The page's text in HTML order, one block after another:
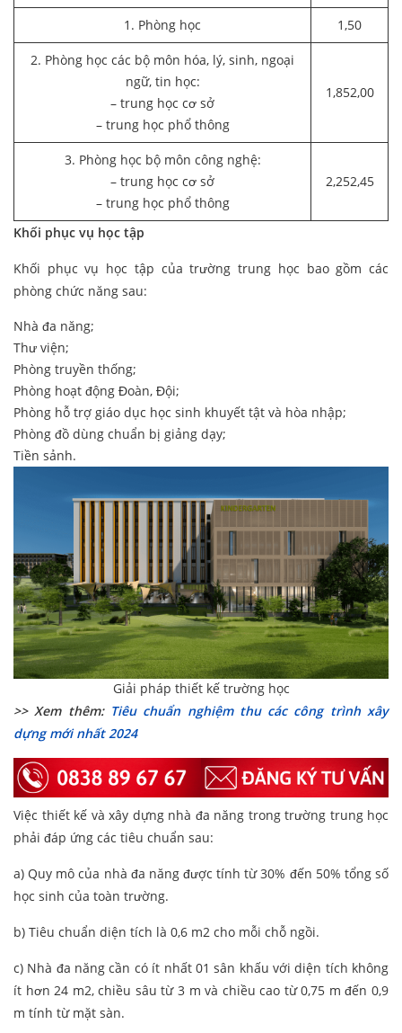
1. Phòng học 1,50
2. Phòng học các bộ môn hóa, lý, sinh, ngoại
ngữ, tin học:
– trung học cơ sở
– trung học phổ thông
1,852,00
3. Phòng học bộ môn công nghệ:
– trung học cơ sở
– trung học phổ thông
2,252,45
Khối phục vụ học tập
Khối phục vụ học tập của trường trung học bao gồm các
phòng chức năng sau:
Nhà đa năng;
Thư viện;
Phòng truyền thống;
Phòng hoạt động Đoàn, Đội;
Phòng hỗ trợ giáo dục học sinh khuyết tật và hòa nhập;
Phòng đồ dùng chuẩn bị giảng dạy;
Tiền sảnh.
Giải pháp thiết kế trường học
>> Xem thêm: Tiêu chuẩn nghiệm thu các công trình xây
dựng mới nhất 2024
Việc thiết kế và xây dựng nhà đa năng trong trường trung học
phải đáp ứng các tiêu chuẩn sau:
a) Quy mô của nhà đa năng được tính từ 30% đến 50% tổng số
học sinh của toàn trường.
b) Tiêu chuẩn diện tích là 0,6 m2 cho mỗi chỗ ngồi.
c) Nhà đa năng cần có ít nhất 01 sân khấu với diện tích không
ít hơn 24 m2, chiều sâu từ 3 m và chiều cao từ 0,75 m đến 0,9
m tính từ mặt sàn.